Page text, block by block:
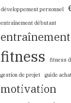
développement personnel
entraînement débutant
fitness fitness
gestion de projet guide
motivation